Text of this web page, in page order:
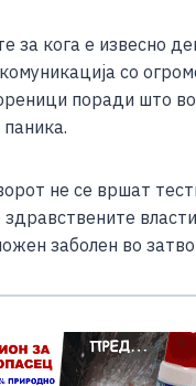
за кога е извесно
со
поради што
не се вршат
заболен во